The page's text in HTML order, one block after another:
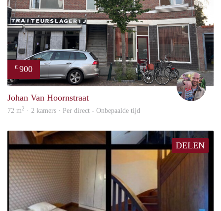
€ 900
Johan Van Hoornstraat
72 m2 · 2 kamers · Per direct - Onbepaalde tijd
DELEN